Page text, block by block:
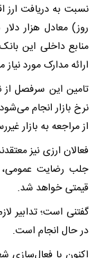
روز) معادل هزار
منابع داخلی این
ارائه مدارک مورد
تامین این سرفصل از
نرخ بازار انجام
از مراجعه به بازار
فعالان ارزی نیز
جلب رضایت عمومی،
قیمتی خواهد شد.
گفتنی است؛ تدابیر
در حال انجام است.